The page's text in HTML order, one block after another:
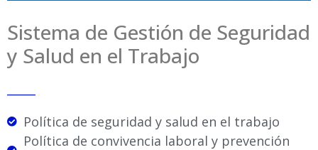
Sistema de Gestión de Seguridad
y Salud en el Trabajo
Política de seguridad y salud en el trabajo
Política de convivencia laboral y prevención